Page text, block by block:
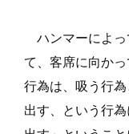
ハンマーによっ
て、客席に向か
行為は、吸う行
出す、という行